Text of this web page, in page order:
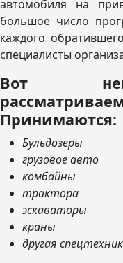
автомобиля на
большое число
каждого
специалисты
Вот
Принимаются:
Бульдозеры
грузовое авто
комбайны
трактора
эскаваторы
краны
другая